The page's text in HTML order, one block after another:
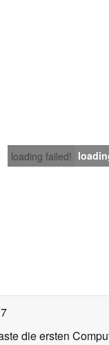
loading failed!
die ersten